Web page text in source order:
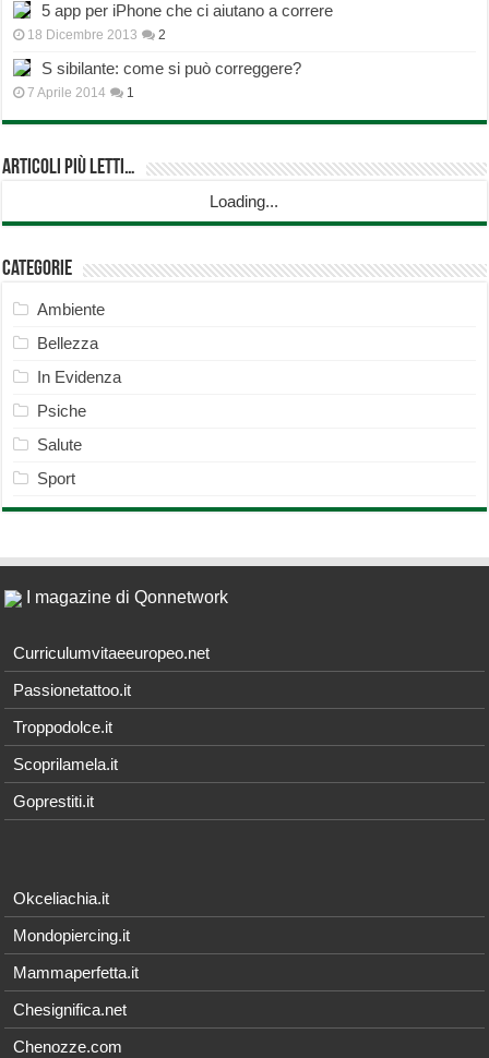
5 app per iPhone che ci aiutano a correre
18 Dicembre 2013 2
S sibilante: come si può correggere?
7 Aprile 2014 1
Articoli più Letti…
Loading...
Categorie
Ambiente
Bellezza
In Evidenza
Psiche
Salute
Sport
I magazine di Qonnetwork
Curriculumvitaeeuropeo.net
Passionetattoo.it
Troppodolce.it
Scoprilamela.it
Goprestiti.it
Okceliachia.it
Mondopiercing.it
Mammaperfetta.it
Chesignifica.net
Chenozze.com